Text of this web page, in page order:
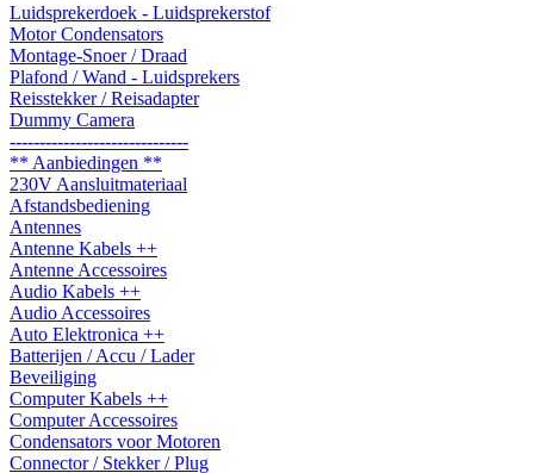
Luidsprekerdoek - Luidsprekerstof
Motor Condensators
Montage-Snoer / Draad
Plafond / Wand - Luidsprekers
Reisstekker / Reisadapter
Dummy Camera
------------------------------
** Aanbiedingen **
230V Aansluitmateriaal
Afstandsbediening
Antennes
Antenne Kabels ++
Antenne Accessoires
Audio Kabels ++
Audio Accessoires
Auto Elektronica ++
Batterijen / Accu / Lader
Beveiliging
Computer Kabels ++
Computer Accessoires
Condensators voor Motoren
Connector / Stekker / Plug